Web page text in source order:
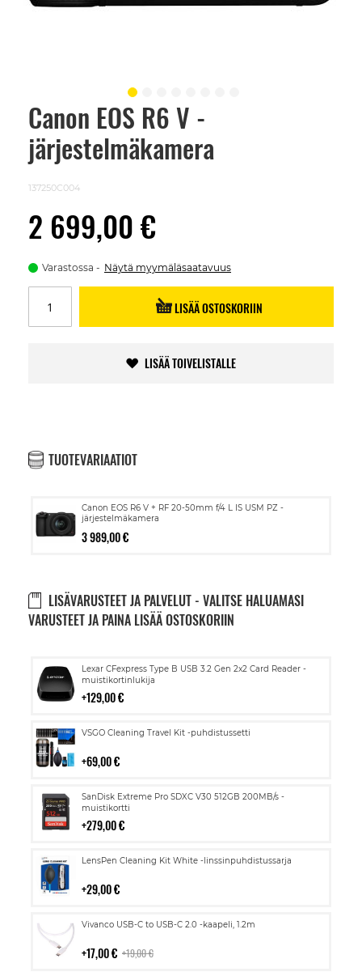
Canon EOS R6 V -
järjestelmäkamera
137250C004
2 699,00 €
Varastossa Näytä myymäläsaatavuus
LISÄÄ OSTOSKORIIN
LISÄÄ TOIVELISTALLE
TUOTEVARIAATIOT
Canon EOS R6 V + RF 20-50mm f/4 L IS USM PZ -
järjestelmäkamera
3 989,00 €
LISÄVARUSTEET JA PALVELUT - VALITSE HALUAMASI
VARUSTEET JA PAINA LISÄÄ OSTOSKORIIN
Lexar CFexpress Type B USB 3.2 Gen 2x2 Card Reader -
muistikortinlukija
129,00 €
Lisää
ostoskoriin
VSGO Cleaning Travel Kit -puhdistussetti
69,00 €
Lisää
SanDisk Extreme Pro SDXC V30 512GB 200MB/s -
muistikortti
279,00 €
Lisää
ostoskoriin
LensPen Cleaning Kit White -linssinpuhdistussarja
29,00 €
Lisää
Vivanco USB-C to USB-C 2.0 -kaapeli, 1.2m
17,00 € 19,00 €
Lisää
Skip
beginning
images